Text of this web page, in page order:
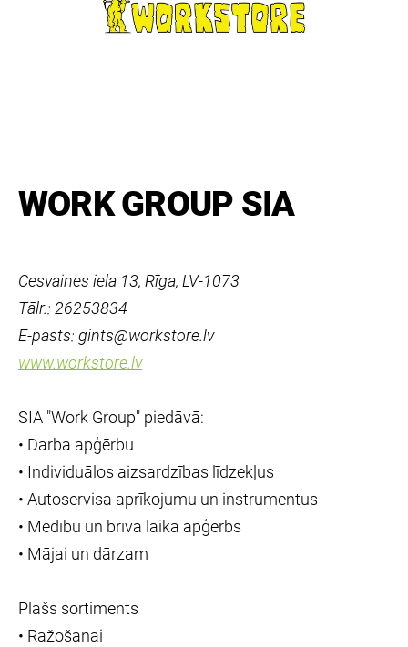
WORK GROUP SIA
Cesvaines iela 13, Rīga, LV-1073
Tālr.: 26253834
E-pasts: gints@workstore.lv
www.workstore.lv
SIA "Work Group" piedāvā:
• Darba apģērbu
• Individuālos aizsardzības līdzekļus
• Autoservisa aprīkojumu un instrumentus
• Medību un brīvā laika apģērbs
• Mājai un dārzam
Plašs sortiments
• Ražošanai